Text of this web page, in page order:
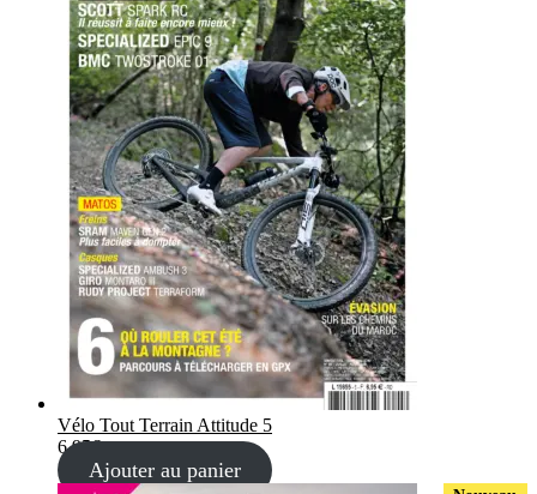
Vélo Tout Terrain Attitude 5
6,95€
Ajouter au panier